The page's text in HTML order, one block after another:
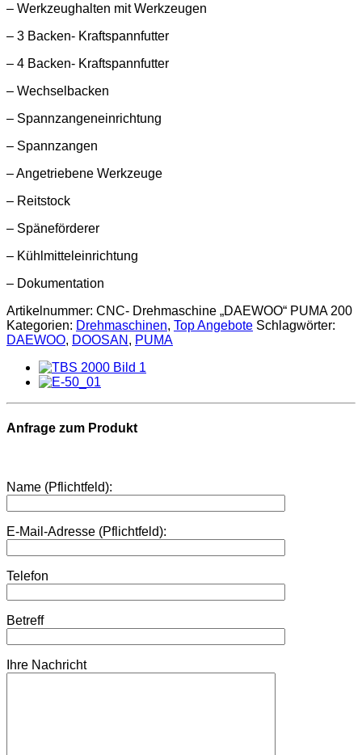
– Werkzeughalten mit Werkzeugen
– 3 Backen- Kraftspannfutter
– 4 Backen- Kraftspannfutter
– Wechselbacken
– Spannzangeneinrichtung
– Spannzangen
– Angetriebene Werkzeuge
– Reitstock
– Späneförderer
– Kühlmitteleinrichtung
– Dokumentation
Artikelnummer: CNC- Drehmaschine „DAEWOO“ PUMA 200
Kategorien: Drehmaschinen, Top Angebote Schlagwörter:
DAEWOO, DOOSAN , PUMA
Anfrage zum Produkt
Name (Pflichtfeld):
E-Mail-Adresse (Pflichtfeld):
Telefon
Betreff
Ihre Nachricht